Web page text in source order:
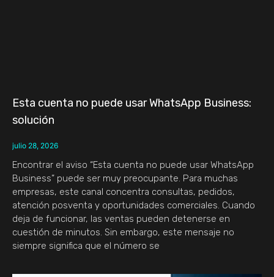
Esta cuenta no puede usar WhatsApp Business:
solución
julio 28, 2026
Encontrar el aviso “Esta cuenta no puede usar WhatsApp
Business” puede ser muy preocupante. Para muchas
empresas, este canal concentra consultas, pedidos,
atención posventa y oportunidades comerciales. Cuando
deja de funcionar, las ventas pueden detenerse en
cuestión de minutos. Sin embargo, este mensaje no
siempre significa que el número se